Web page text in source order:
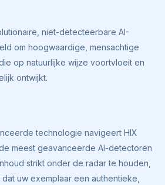
niet-detecteerbare AI-
om hoogwaardige, mensachtige
op natuurlijke wijze voortvloeit en
ontwijkt.
technologie navigeert HIX
meest geavanceerde AI-detectoren
strikt onder de radar te houden,
uw exemplaar een authentieke,